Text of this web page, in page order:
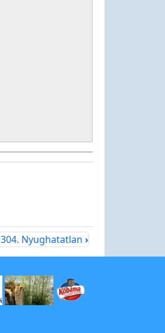
304. Nyughatatlan ›